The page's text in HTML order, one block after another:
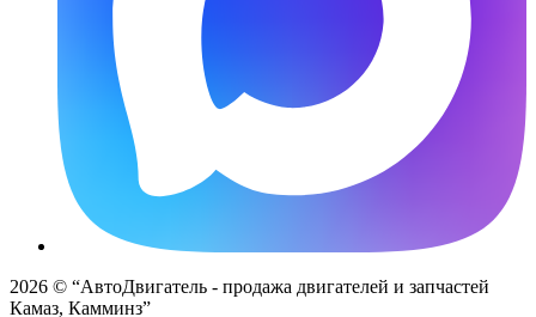
2026 © “АвтоДвигатель - продажа двигателей и запчастей
Камаз, Камминз”